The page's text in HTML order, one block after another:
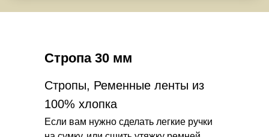
Стропа 30 мм
Стропы, Ременные ленты из
100% хлопка
Если вам нужно сделать легкие ручки